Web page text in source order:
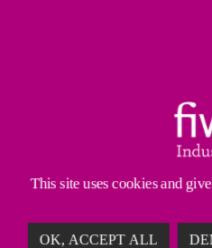
将精磨凸轮轴和曲轴
This site uses cookies and
OK, ACCEPT ALL